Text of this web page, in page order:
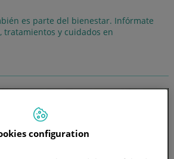
es parte del bienestar. Infórmate
tratamientos y cuidados en
configuration